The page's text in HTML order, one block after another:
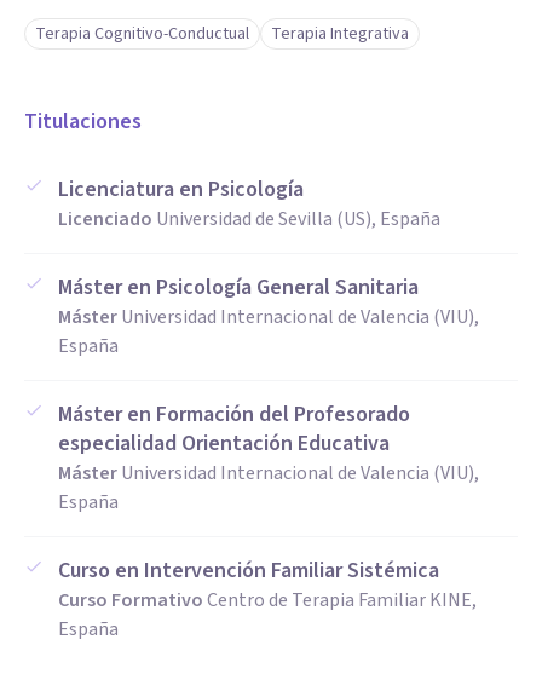
Terapia Cognitivo-Conductual Terapia Integrativa
Titulaciones
Licenciatura en Psicología
Licenciado Universidad de Sevilla (US), España
Máster en Psicología General Sanitaria
MásterUniversidad Internacional de Valencia (VIU),
España
Máster en Formación del Profesorado
especialidad Orientación Educativa
MásterUniversidad Internacional de Valencia (VIU),
España
Curso en Intervención Familiar Sistémica
Curso FormativoCentro de Terapia Familiar KINE,
España